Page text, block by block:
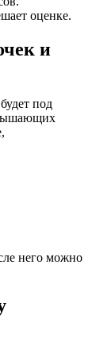
оценке.
и
под
него можно